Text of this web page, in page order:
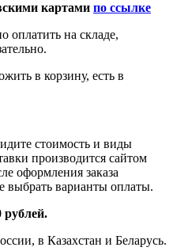
картами по ссылке
оплатить на складе,
в корзину, есть в
стоимость и виды
производится сайтом
оформления заказа
выбрать варианты оплаты.
рублей.
в Казахстан и Беларусь.